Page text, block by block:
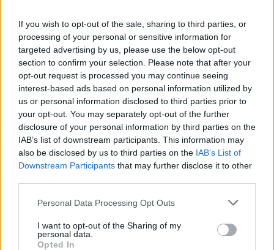
If you wish to opt-out of the sale, sharing to third parties, or
processing of your personal or sensitive information for
targeted advertising by us, please use the below opt-out
section to confirm your selection. Please note that after your
opt-out request is processed you may continue seeing
interest-based ads based on personal information utilized by
us or personal information disclosed to third parties prior to
your opt-out. You may separately opt-out of the further
disclosure of your personal information by third parties on the
IAB’s list of downstream participants. This information may
also be disclosed by us to third parties on the IAB’s List of
Downstream Participants that may further disclose it to other
Personal Data Processing Opt Outs
I want to opt-out of the Sharing of my
personal data.
Opted In
«Κόβει κορδέλες» η Lamda Development στο Ελληνικό –
Εγκαίνια τον Ιούλιο για το Αθλητικό Πάρκο, ακολουθούν
Little Athens και Riviera Galleria
Σ. Ηλιοπούλου: Μοντέλο βιώσιμης πόλης και «απάντηση»
στην κλιματική κρίση το Μητροπολιτικό Πάρκο
Ελληνικού
#Lamda Development
#Ομολογιακό δάνειο